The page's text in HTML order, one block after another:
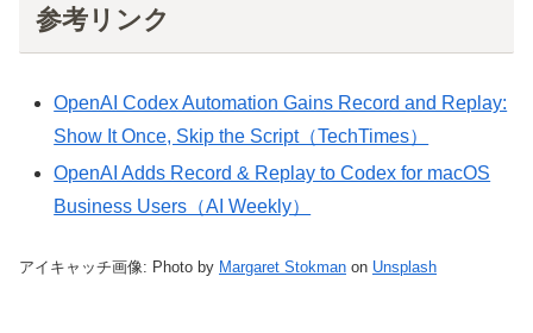
参考リンク
OpenAI Codex Automation Gains Record and Replay:
Show It Once, Skip the Script（TechTimes）
OpenAI Adds Record & Replay to Codex for macOS
Business Users（AI Weekly）
アイキャッチ画像: Photo by Margaret Stokman on Unsplash